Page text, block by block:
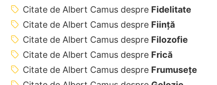
Citate de Albert Camus despre Fidelitate
Citate de Albert Camus despre Ființă
Citate de Albert Camus despre Filozofie
Citate de Albert Camus despre Frică
Citate de Albert Camus despre Frumusețe